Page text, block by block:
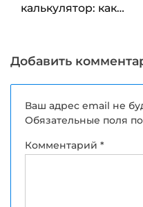
калькулятор: как
Добавить
Ваш адрес email не
Обязательные поля
Комментарий *